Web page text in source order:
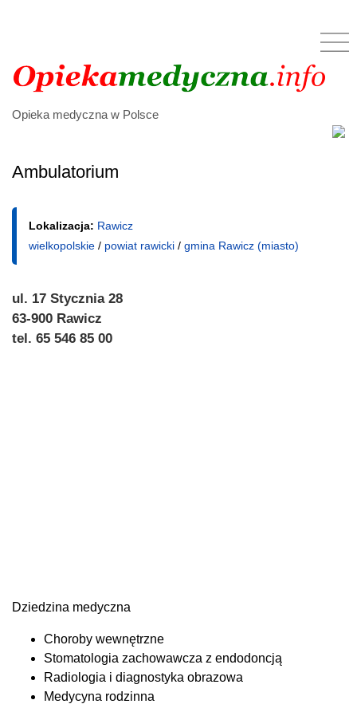
Opieka medyczna w Polsce
Ambulatorium
Lokalizacja: Rawicz
wielkopolskie / powiat rawicki / gmina Rawicz (miasto)
ul. 17 Stycznia 28
63-900 Rawicz
tel. 65 546 85 00
Dziedzina medyczna
Choroby wewnętrzne
Stomatologia zachowawcza z endodoncją
Radiologia i diagnostyka obrazowa
Medycyna rodzinna